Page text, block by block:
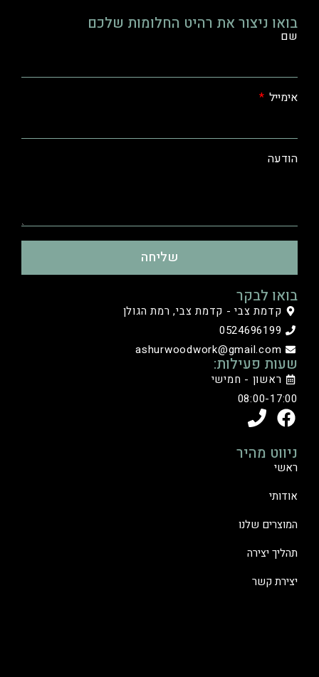
בואו לבקר
קדמת צבי - קדמת צבי, רמת הגולן
0524696199
ashurwoodwork@gmail.com
שעות פעילות:
ראשון - חמישי
08:00-17:00
ניווט מהיר
ראשי
אודותי
המוצרים שלנו
תהליך יצירה
יצירת קשר
בואו ניצור את רהיט החלומות שלכם
שם
אימייל
הודעה
שליחה